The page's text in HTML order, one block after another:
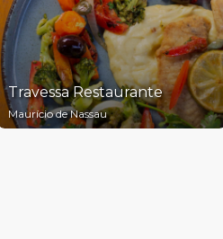
Travessa Restaurante
Maurício de Nassau